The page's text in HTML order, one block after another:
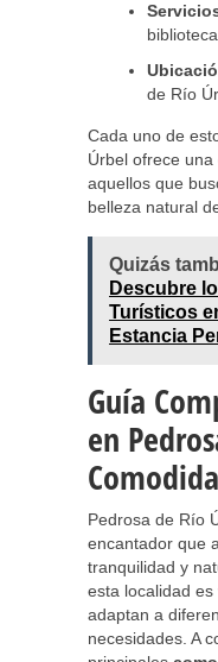
de Río
Cada uno de
Úrbel ofrece
aquellos que
belleza natural
Quizás
Descubre
Turísticos
Estancia
Guía
en
Pedrosa de Río
encantador que
tranquilidad y
esta localidad
adaptan a
necesidades. A